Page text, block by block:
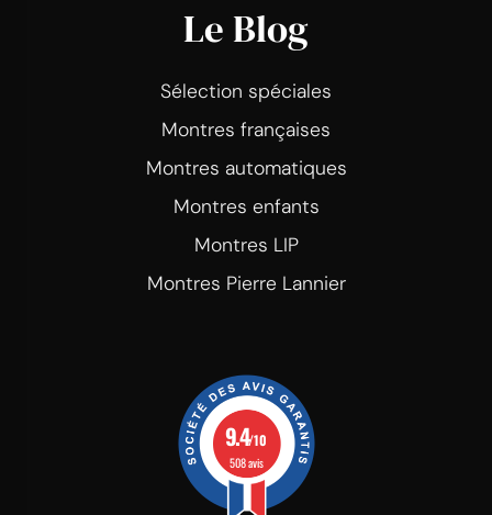
Le Blog
Sélection spéciales
Montres françaises
Montres automatiques
Montres enfants
Montres LIP
Montres Pierre Lannier
9.4/10
508 avis